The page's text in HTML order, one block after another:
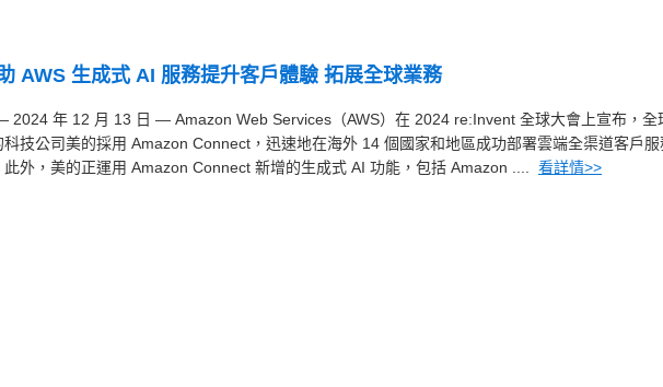
AWS 生成式 AI 服務提升客戶體驗 拓展全球業務
2024 年 12 月 13 日 — Amazon Web Services（AWS）在 2024 re:Invent 全球大會上宣布，全
科技公司美的採用 Amazon Connect，迅速地在海外 14 個國家和地區成功部署雲端全渠道客戶服
此外，美的正運用 Amazon Connect 新增的生成式 AI 功能，包括 Amazon .... 看詳情>>